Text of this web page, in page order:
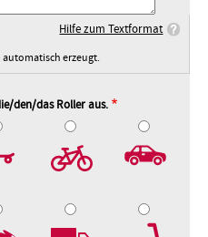
Hilfe zum Textformat
erzeugt.
den/das Roller aus.